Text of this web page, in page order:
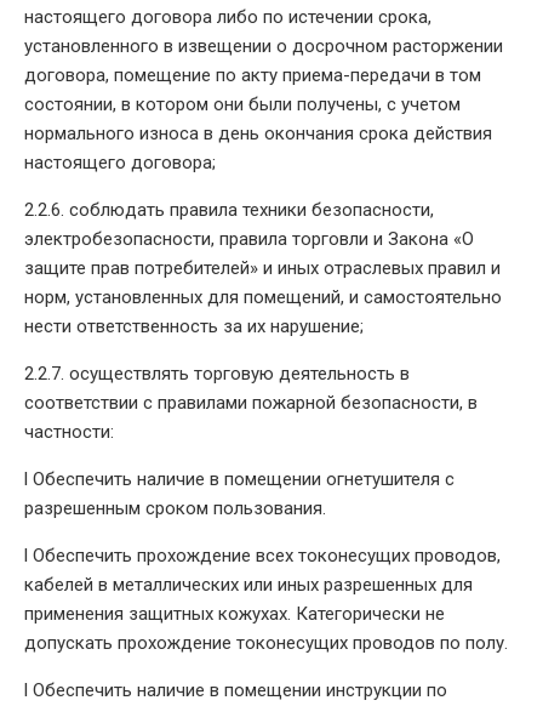
настоящего договора либо по истечении срока,
установленного в извещении о досрочном расторжении
договора, помещение по акту приема-передачи в том
состоянии, в котором они были получены, с учетом
нормального износа в день окончания срока действия
настоящего договора;
2.2.6. соблюдать правила техники безопасности,
электробезопасности, правила торговли и Закона «О
защите прав потребителей» и иных отраслевых правил и
норм, установленных для помещений, и самостоятельно
нести ответственность за их нарушение;
2.2.7. осуществлять торговую деятельность в
соответствии с правилами пожарной безопасности, в
частности:
l Обеспечить наличие в помещении огнетушителя с
разрешенным сроком пользования.
l Обеспечить прохождение всех токонесущих проводов,
кабелей в металлических или иных разрешенных для
применения защитных кожухах. Категорически не
допускать прохождение токонесущих проводов по полу.
l Обеспечить наличие в помещении инструкции по